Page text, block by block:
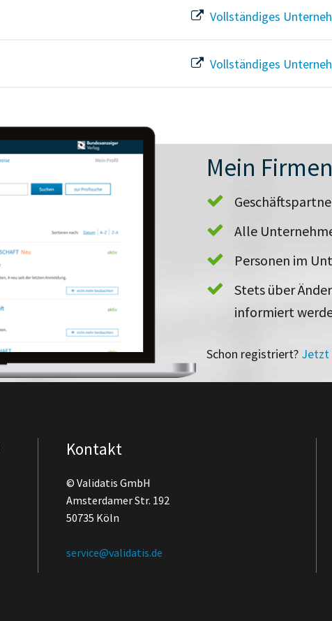
Vollständiges
Vollständiges
Mein
Alle
Personen im
Stets über
informiert
Schon registriert? Jetzt
Kontakt
© Validatis GmbH
Amsterdamer Str. 192
50735 Köln
service@validatis.de